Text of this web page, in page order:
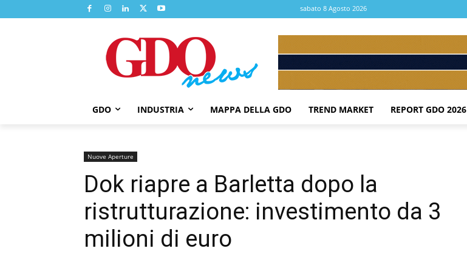
sabato 8 Agosto 2026
GDO INDUSTRIA MAPPA DELLA GDO TREND MARKET REPORT GDO 2026
Nuove Aperture
Dok riapre a Barletta dopo la
ristrutturazione: investimento da 3
milioni di euro